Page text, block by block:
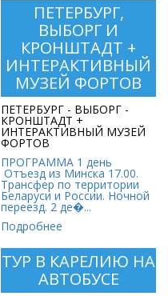
ПЕТЕРБУРГ,
ВЫБОРГ И
КРОНШТАДТ +
ИНТЕРАКТИВНЫЙ
МУЗЕЙ ФОРТОВ
ПЕТЕРБУРГ - ВЫБОРГ -
КРОНШТАДТ +
ИНТЕРАКТИВНЫЙ МУЗЕЙ
ФОРТОВ
ПРОГРАММА 1 день
Отъезд из Минска 17.00.
Трансфер по территории
Беларуси и России. Ночной
переезд. 2 де�...
Подробнее
ТУР В КАРЕЛИЮ НА
АВТОБУСЕ